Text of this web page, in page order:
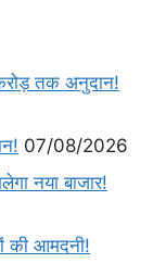
करोड़ तक अनुदान!
07/08/2026
नया बाजार!
की आमदनी!